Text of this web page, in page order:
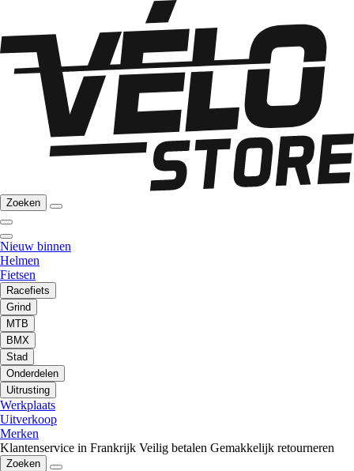
Zoeken
Nieuw binnen
Helmen
Fietsen
Racefiets
Grind
MTB
BMX
Stad
Onderdelen
Uitrusting
Werkplaats
Uitverkoop
Merken
Klantenservice in Frankrijk Veilig betalen Gemakkelijk retourneren
Zoeken